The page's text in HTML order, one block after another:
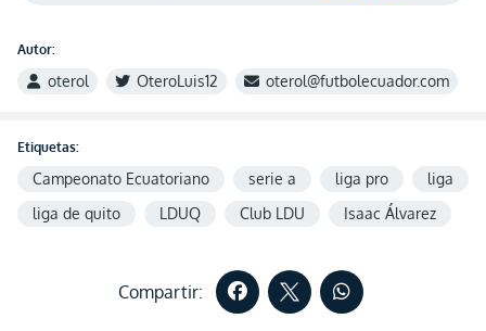
Autor:
oterol OteroLuis12 oterol@futbolecuador.com
Etiquetas:
Campeonato Ecuatoriano serie a liga pro
liga
liga de quito
LDUQ Club LDU Isaac Álvarez
Compartir: